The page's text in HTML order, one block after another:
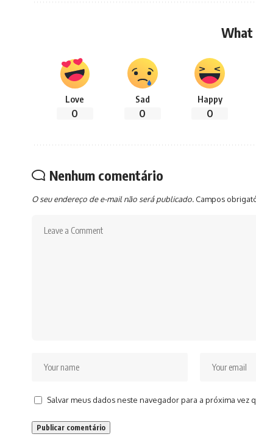
What
Love
0
Sad
0
Happy
0
Nenhum comentário
O seu endereço de e-mail não será publicado. Campos
Salvar meus dados neste navegador para a próxima vez